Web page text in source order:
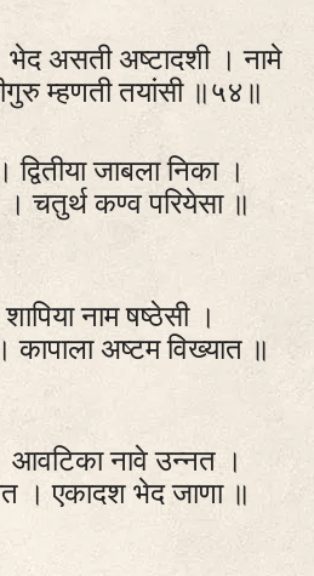
असती अष्टादशी । नामे
म्हणती तयांसी ॥५४॥
जाबला निका ।
चतुर्थ कण्व परियेसा ॥
नाम षष्ठेसी ।
कापाला अष्टम विख्यात ॥
आवटिका नावे उन्नत ।
। एकादश भेद जाणा ॥